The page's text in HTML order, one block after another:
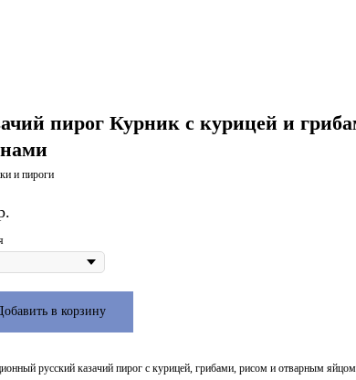
пирог Курник с курицей и
и пироги
в корзину
русский казачий пирог с курицей, грибами, рисом и отварным